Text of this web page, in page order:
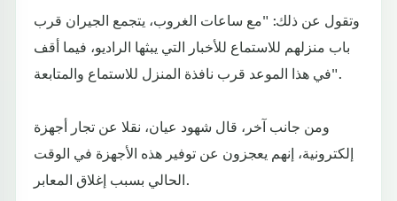
وتقول عن ذلك: "مع ساعات الغروب، يتجمع الجيران قرب
باب منزلهم للاستماع للأخبار التي يبثها الراديو، فيما أقف
في هذا الموعد قرب نافذة المنزل للاستماع والمتابعة".
ومن جانب آخر، قال شهود عيان، نقلا عن تجار أجهزة
إلكترونية، إنهم يعجزون عن توفير هذه الأجهزة في الوقت
الحالي بسبب إغلاق المعابر.